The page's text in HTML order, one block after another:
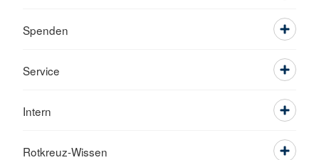
Spenden
Service
Intern
Rotkreuz-Wissen